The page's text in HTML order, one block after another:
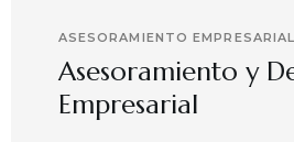
ASESORAMIENTO EMPRESARIAL
Asesoramiento y
Empresarial